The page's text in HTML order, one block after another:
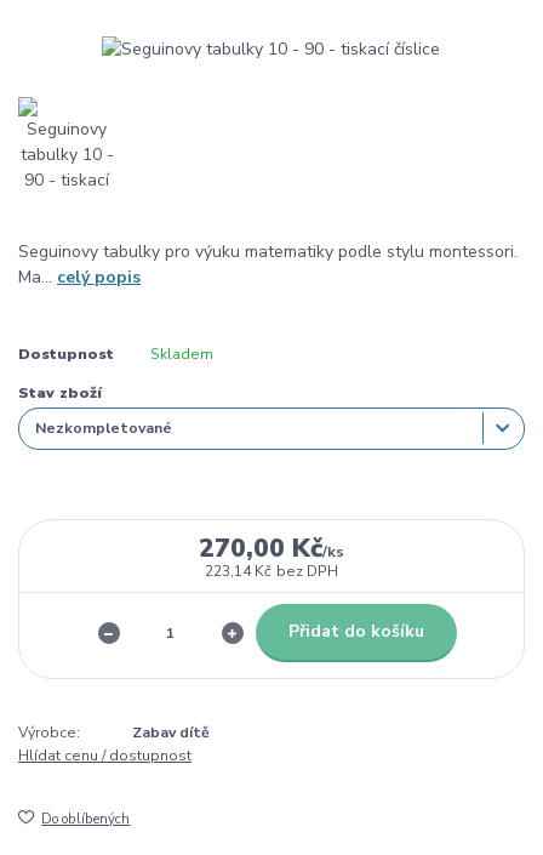
Seguinovy tabulky pro výuku matematiky podle stylu montessori.
Ma... celý popis
Dostupnost Skladem
Stav zboží
270,00 Kč/ks
223,14 Kč bez DPH
Přidat do košíku
Výrobce:
Zabav dítě
Hlídat cenu / dostupnost
Do oblíbených